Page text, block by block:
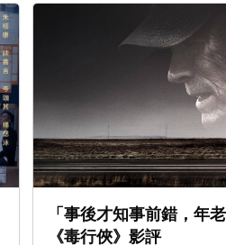
「事後才知事前錯，年
《毒行俠》影評